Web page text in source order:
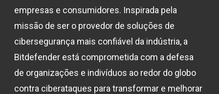
empresas e consumidores. Inspirada pela
missão de ser o provedor de soluções de
cibersegurança mais confiável da indústria, a
Bitdefender está comprometida com a defesa
de organizações e indivíduos ao redor do globo
contra ciberataques para transformar e melhorar